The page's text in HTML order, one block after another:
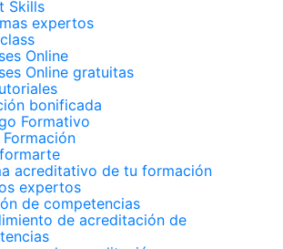
Skills
expertos
Online
Online gratuitas
bonificada
Formativo
Formación
acreditativo de tu formación
expertos
de competencias
de acreditación de